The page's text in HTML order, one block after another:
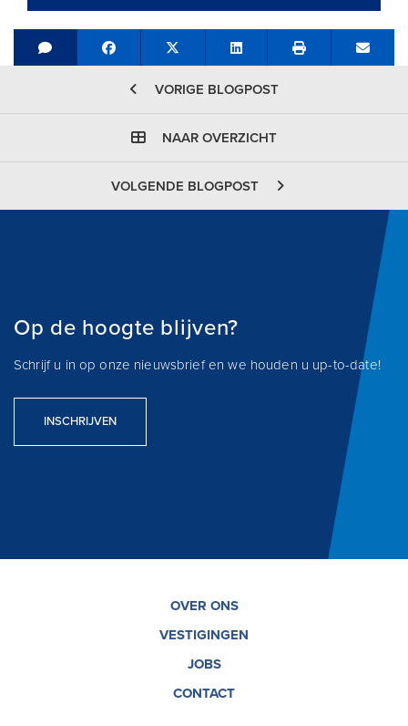
Share on Facebook
Tweet Share on LinkedIn Send
VORIGE BLOGPOST
NAAR OVERZICHT
VOLGENDE BLOGPOST
Op de hoogte blijven?
Schrijf u in op onze nieuwsbrief en we houden u up-to-date!
INSCHRIJVEN
OVER ONS
VESTIGINGEN
JOBS
CONTACT